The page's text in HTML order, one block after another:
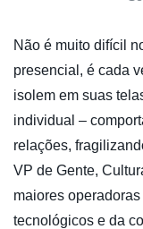
Não é muito difícil
presencial, é cada
isolem em suas
individual –
relações,
VP de Gente,
maiores
tecnológicos e da